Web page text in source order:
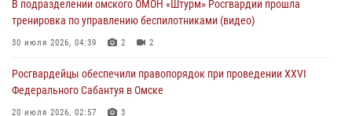
При содействии спецназа Росгвардии пресечены нарушения
миграционного законодательства в Омске (видео)
В подразделении омского ОМОН «Штурм» Росгвардии прошла
тренировка по управлению беспилотниками (видео)
30 июля 2026, 04:39 2 2
Росгвардейцы обеcпечили правопорядок при проведении XXVI
Федерального Сабантуя в Омске
20 июля 2026, 02:57 3